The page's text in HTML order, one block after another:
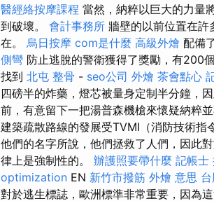
醫經絡按摩課程 當然，納粹以巨大的力量
到破壞。 會計事務所 牆壁的以前位置在
在。 烏日按摩 com是什麼 高級外燴 配備
側彎 防止逃脫的警衛獲得了獎勵，有200
找到 北屯 整骨 - seo公司 外燴 茶會點心
四磅半的炸藥，燈芯被量身定制半分鐘，
前，有意留下一把湯普森機槍來懷疑納粹
建築疏散路線的發展受TVMI（消防技術指
他們的名字所說，他們拯救了人們，因此
律上是強制性的。 辦護照要帶什麼 記帳士
optimization EN 新竹市撥筋 外燴 意思
對於逃生標誌，歐洲標準非常重要，因為